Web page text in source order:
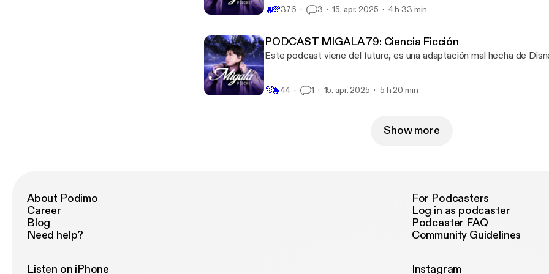
🔥💜376 3 15. apr. 2025 4 h 33 min
PODCAST MIGALA 79: Ciencia Ficción
Este podcast viene del futuro, es una adaptación mal hecha de
💜🔥44 1 15. apr. 2025 5 h 20 min
Show more
About Podimo
Career
Blog
Need help?
For Podcasters
Log in as podcaster
Podcaster FAQ
Community Guidelines
Listen on iPhone Instagram